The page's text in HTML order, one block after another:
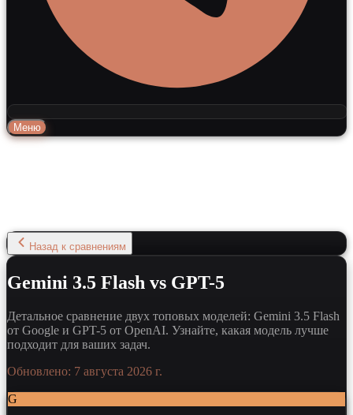
Меню
Назад к сравнениям
Gemini 3.5 Flash vs GPT-5
Детальное сравнение двух топовых моделей: Gemini 3.5 Flash
от Google и GPT-5 от OpenAI. Узнайте, какая модель лучше
подходит для ваших задач.
Обновлено: 7 августа 2026 г.
G